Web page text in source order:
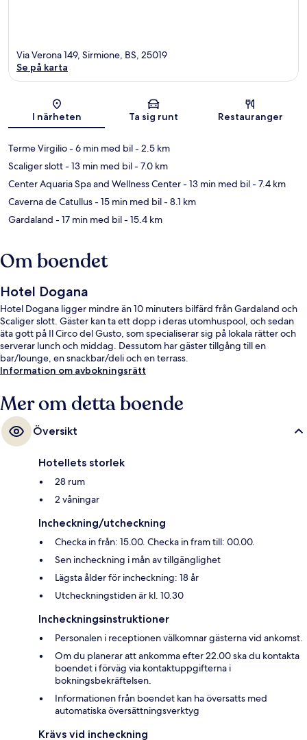
Karta
Via Verona 149, Sirmione, BS, 25019
Se på karta
I närheten Ta sig runt Restauranger
Terme Virgilio- 6 min med bil- 2.5 km
Scaliger slott- 13 min med bil- 7.0 km
Center Aquaria Spa and Wellness Center- 13 min med bil- 7.4 km
Caverna de Catullus- 15 min med bil- 8.1 km
Gardaland - 17 min med bil- 15.4 km
Om boendet
Hotel Dogana
Hotel Dogana ligger mindre än 10 minuters bilfärd från Gardaland och
Scaliger slott. Gäster kan ta ett dopp i deras utomhuspool, och sedan
äta gott på Il Circo del Gusto, som specialiserar sig på lokala rätter och
serverar lunch och middag. Dessutom har gäster tillgång till en
bar/lounge, en snackbar/deli och en terrass.
Information om avbokningsrätt
Mer om detta boende
Översikt
Hotellets storlek
28 rum
2 våningar
Incheckning/utcheckning
Checka in från: 15.00. Checka in fram till: 00.00.
Sen incheckning i mån av tillgänglighet
Lägsta ålder för incheckning: 18 år
Utcheckningstiden är kl. 10.30
Incheckningsinstruktioner
Personalen i receptionen välkomnar gästerna vid ankomst.
Om du planerar att ankomma efter 22.00 ska du kontakta
boendet i förväg via kontaktuppgifterna i
bokningsbekräftelsen.
Informationen från boendet kan ha översatts med
automatiska översättningsverktyg
Krävs vid incheckning